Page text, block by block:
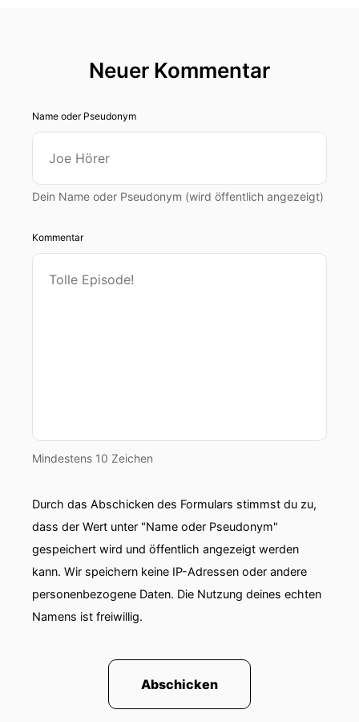
Neuer Kommentar
Name oder Pseudonym
Dein Name oder Pseudonym (wird öffentlich angezeigt)
Kommentar
Mindestens 10 Zeichen
Durch das Abschicken des Formulars stimmst du zu,
dass der Wert unter "Name oder Pseudonym"
gespeichert wird und öffentlich angezeigt werden
kann. Wir speichern keine IP-Adressen oder andere
personenbezogene Daten. Die Nutzung deines echten
Namens ist freiwillig.
Abschicken